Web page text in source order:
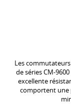
Les
de séries CM-
excellente
comportent une